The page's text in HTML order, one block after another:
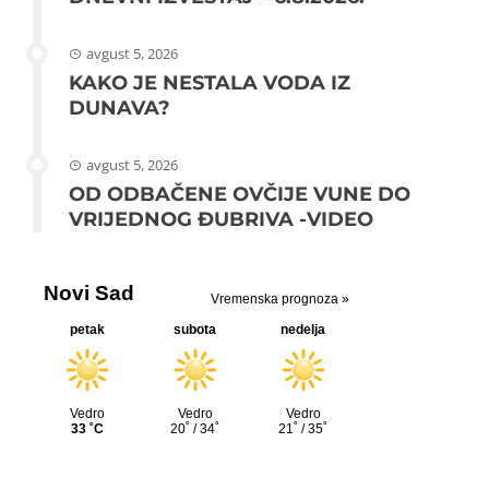
avgust 5, 2026
KAKO JE NESTALA VODA IZ
DUNAVA?
avgust 5, 2026
OD ODBAČENE OVČIJE VUNE DO
VRIJEDNOG ĐUBRIVA -VIDEO